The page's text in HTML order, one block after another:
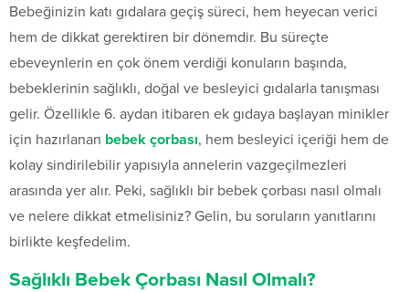
Bebeğinizin katı gıdalara geçiş süreci, hem heyecan verici
hem de dikkat gerektiren bir dönemdir. Bu süreçte
ebeveynlerin en çok önem verdiği konuların başında,
bebeklerinin sağlıklı, doğal ve besleyici gıdalarla tanışması
gelir. Özellikle 6. aydan itibaren ek gıdaya başlayan minikler
için hazırlanan bebek çorbası, hem besleyici içeriği hem de
kolay sindirilebilir yapısıyla annelerin vazgeçilmezleri
arasında yer alır. Peki, sağlıklı bir bebek çorbası nasıl olmalı
ve nelere dikkat etmelisiniz? Gelin, bu soruların yanıtlarını
birlikte keşfedelim.
Sağlıklı Bebek Çorbası Nasıl Olmalı?